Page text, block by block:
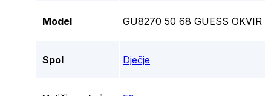
Model GU8270 50 68 GUESS OKVIR
Spol Dječje